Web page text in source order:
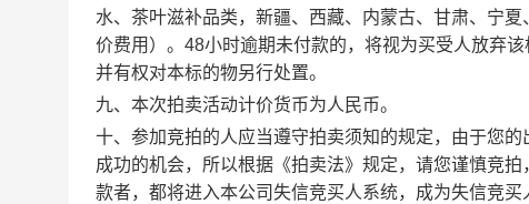
水、茶叶滋补品类，新疆、西藏、内蒙古、甘肃、宁
价费用）。48小时逾期未付款的，将视为买受人放弃
并有权对本标的物另行处置。
九、本次拍卖活动计价货币为人民币。
十、参加竞拍的人应当遵守拍卖须知的规定，由于您
成功的机会，所以根据《拍卖法》规定，请您谨慎竞
款者，都将进入本公司失信竞买人系统，成为失信竞